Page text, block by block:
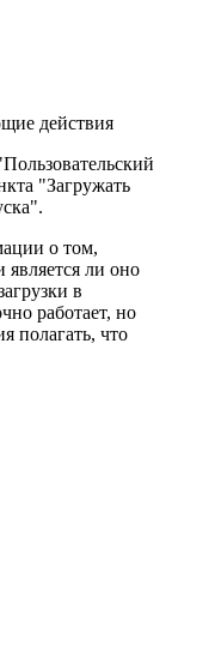
действия
"Загружать
о том,
является ли оно
в
работает, но
полагать, что